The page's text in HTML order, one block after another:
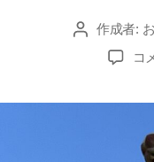
投 作成者:
大
園
へ
コ